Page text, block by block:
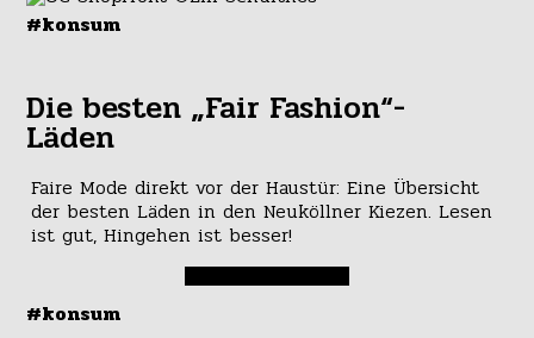
#konsum
Die besten „Fair Fashion“-
Läden
Faire Mode direkt vor der Haustür: Eine Übersicht
der besten Läden in den Neuköllner Kiezen. Lesen
ist gut, Hingehen ist besser!
#konsum